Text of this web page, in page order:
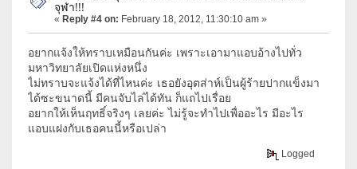
จุฬา!!!
« Reply #4 on: February 18, 2012, 11:30:10 am »
อยากแจ้งให้ทราบเหมือนกันค่ะ เพราะเอามาแอบอ้างไปทั่ว
มหาวิทยาลัยเปิดแห่งหนึ่ง
ไม่ทราบจะแจ้งได้ที่ไหนค่ะ เธอยังอุตส่าห์เป็นผู้ร้ายปากแข็งมา
ได้ซะขนาดนี้ มีคนจับไล่ได้ทัน ก็แถไปเรื่อย
อยากให้เห็นฤทธิ์จริงๆ เลยค่ะ ไม่รู้จะทำไปเพื่ออะไร มีอะไร
แอบแฝงกับเธอคนนี้หรือเปล่า
Logged